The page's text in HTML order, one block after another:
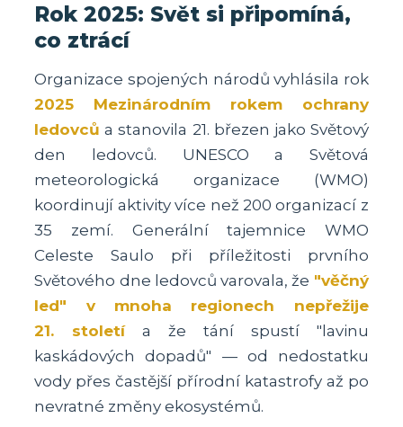
Rok 2025: Svět si připomíná,
co ztrácí
Organizace spojených národů vyhlásila rok
2025 Mezinárodním rokem ochrany
ledovců a stanovila 21. březen jako Světový
den ledovců. UNESCO a Světová
meteorologická organizace (WMO)
koordinují aktivity více než 200 organizací z
35 zemí. Generální tajemnice WMO
Celeste Saulo při příležitosti prvního
Světového dne ledovců varovala, že "věčný
led" v mnoha regionech nepřežije
21. stoletía že tání spustí "lavinu
kaskádových dopadů" — od nedostatku
vody přes častější přírodní katastrofy až po
nevratné změny ekosystémů.